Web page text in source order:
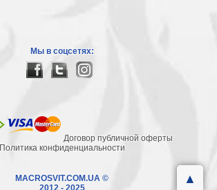
Мы в соцсетях:
Договор публичной оферты
Политика конфиденциальности
MACROSVIT.COM.UA ©
2012 - 2025
▲